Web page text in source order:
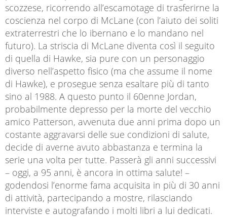
scozzese, ricorrendo all’escamotage di trasferirne la
coscienza nel corpo di McLane (con l’aiuto dei soliti
extraterrestri che lo ibernano e lo mandano nel
futuro). La striscia di McLane diventa così il seguito
di quella di Hawke, sia pure con un personaggio
diverso nell’aspetto fisico (ma che assume il nome
di Hawke), e prosegue senza esaltare più di tanto
sino al 1988. A questo punto il 60enne Jordan,
probabilmente depresso per la morte del vecchio
amico Patterson, avvenuta due anni prima dopo un
costante aggravarsi delle sue condizioni di salute,
decide di averne avuto abbastanza e termina la
serie una volta per tutte. Passerà gli anni successivi
– oggi, a 95 anni, è ancora in ottima salute! –
godendosi l’enorme fama acquisita in più di 30 anni
di attività, partecipando a mostre, rilasciando
interviste e autografando i molti libri a lui dedicati.